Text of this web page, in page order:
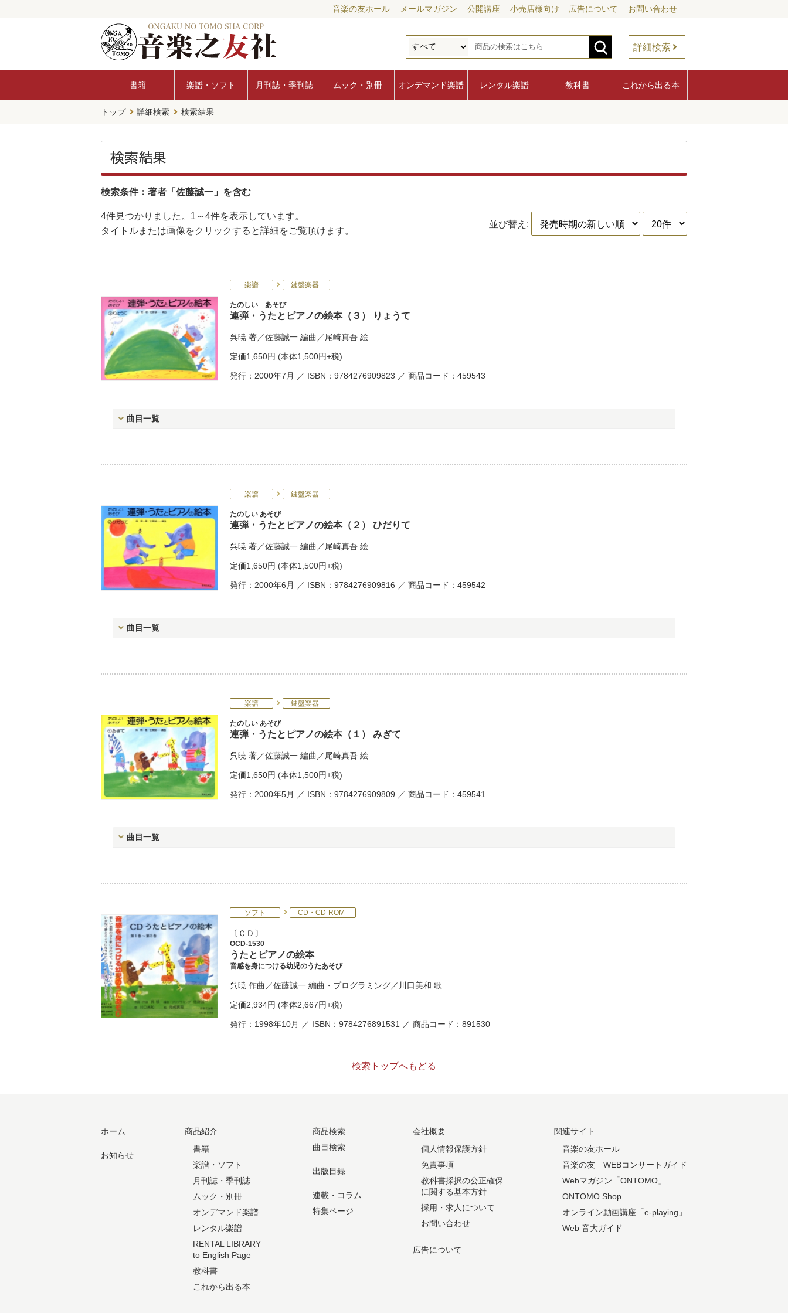
音楽の友ホール メールマガジン 公開講座 小売店様向け 広告について お問い合わせ
詳細検索
書籍 楽譜・ソフト 月刊誌・季刊誌 ムック・別冊 オンデマンド楽譜 レンタル楽譜 教科書 これから出る本
トップ 詳細検索 検索結果
検索結果
検索条件：著者「佐藤誠一」を含む
4件見つかりました。 1～4件を表示しています。
タイトルまたは画像をクリックすると詳細をご覧頂けます。
並び替え:
楽譜 鍵盤楽器
たのしい あそび
連弾・うたとピアノの絵本（３） りょうて
呉暁 著／佐藤誠一 編曲／尾崎真吾 絵
定価1,650円 (本体1,500円+税)
発行：2000年7月 ／ ISBN：9784276909823 ／ 商品コード：459543
曲目一覧
楽譜 鍵盤楽器
たのしい あそび
連弾・うたとピアノの絵本（２） ひだりて
呉暁 著／佐藤誠一 編曲／尾崎真吾 絵
定価1,650円 (本体1,500円+税)
発行：2000年6月 ／ ISBN：9784276909816 ／ 商品コード：459542
曲目一覧
楽譜 鍵盤楽器
たのしい あそび
連弾・うたとピアノの絵本（１） みぎて
呉暁 著／佐藤誠一 編曲／尾崎真吾 絵
定価1,650円 (本体1,500円+税)
発行：2000年5月 ／ ISBN：9784276909809 ／ 商品コード：459541
曲目一覧
ソフト CD・CD-ROM
ＣＤ
OCD-1530
うたとピアノの絵本
音感を身につける幼児のうたあそび
呉暁 作曲／佐藤誠一 編曲・プログラミング／ 川口美和 歌
定価2,934円 (本体2,667円+税)
発行：1998年10月 ／ ISBN：9784276891531 ／ 商品コード：891530
検索トップへもどる
ホーム
お知らせ
商品紹介
書籍
楽譜・ソフト
月刊誌・季刊誌
ムック・別冊
オンデマンド楽譜
レンタル楽譜
RENTAL LIBRARY
to English Page
教科書
これから出る本
商品検索
曲目検索
出版目録
連載・コラム
特集ページ
会社概要
個人情報保護方針
免責事項
教科書採択の公正確保
に関する基本方針
採用・求人について
お問い合わせ
広告について
関連サイト
音楽の友ホール
音楽の友 WEBコンサートガイド
Webマガジン「ONTOMO」
ONTOMO Shop
オンライン動画講座「e-playing」
Web 音大ガイド